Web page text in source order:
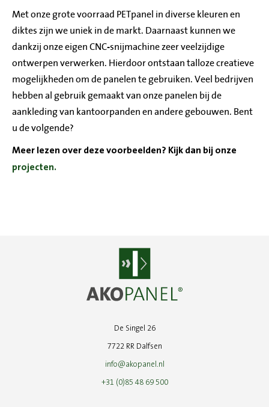
Met onze grote voorraad PETpanel in diverse kleuren en
diktes zijn we uniek in de markt. Daarnaast kunnen we
dankzij onze eigen CNC-snijmachine zeer veelzijdige
ontwerpen verwerken. Hierdoor ontstaan talloze creatieve
mogelijkheden om de panelen te gebruiken. Veel bedrijven
hebben al gebruik gemaakt van onze panelen bij de
aankleding van kantoorpanden en andere gebouwen. Bent
u de volgende?
Meer lezen over deze voorbeelden? Kijk dan bij onze
projecten.
De Singel 26
7722 RR Dalfsen
info@akopanel.nl
+31 (0)85 48 69 500